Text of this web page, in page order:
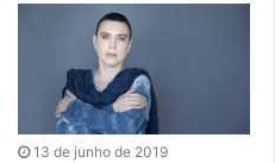
13 de junho de 2019